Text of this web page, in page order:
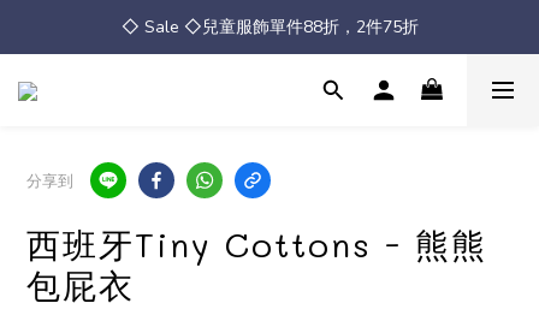
◇ Sale ◇兒童服飾單件88折，2件75折
◇ Sale ◇兒童服飾單件88折，2件75折
全館消費滿 $2500 免運
分享到
西班牙Tiny Cottons - 熊熊
包屁衣